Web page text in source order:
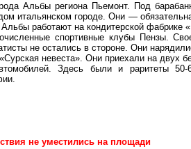
Альбы региона Пьемонт. Под
итальянском городе. Они —
работают на кондитерской фабрике
спортивные клубы Пензы.
не остались в стороне. Они
невеста». Они приехали на двух
Здесь были и раритеты
не уместились на площади